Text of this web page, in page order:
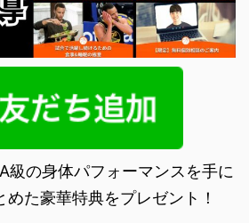
級の身体パフォーマンスを手に
た豪華特典をプレゼント！